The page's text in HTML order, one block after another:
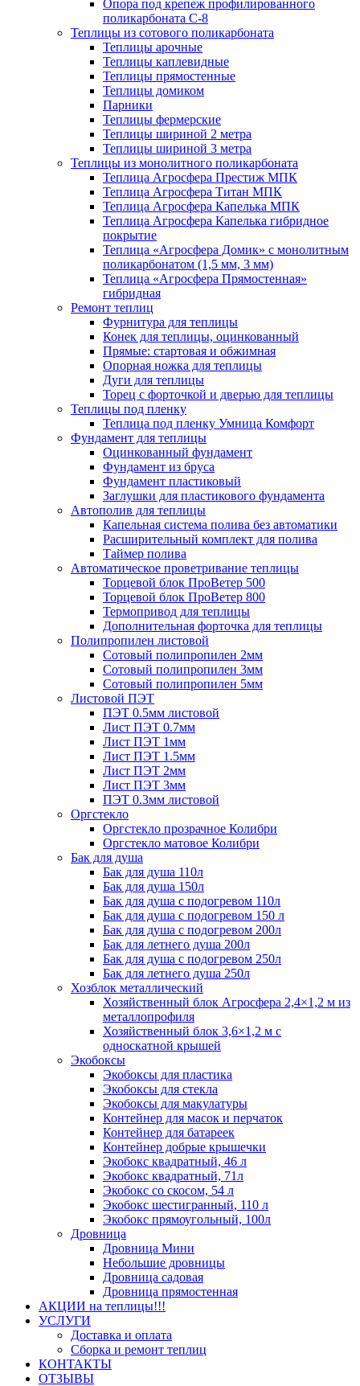
Опора под крепеж профилированного
поликарбоната С-8
Теплицы из сотового поликарбоната
Теплицы арочные
Теплицы каплевидные
Теплицы прямостенные
Теплицы домиком
Парники
Теплицы фермерские
Теплицы шириной 2 метра
Теплицы шириной 3 метра
Теплицы из монолитного поликарбоната
Теплица Агросфера Престиж МПК
Теплица Агросфера Титан МПК
Теплица Агросфера Капелька МПК
Теплица Агросфера Капелька гибридное
покрытие
Теплица «Агросфера Домик» с монолитным
поликарбонатом (1,5 мм, 3 мм)
Теплица «Агросфера Прямостенная»
гибридная
Ремонт теплиц
Фурнитура для теплицы
Конек для теплицы, оцинкованный
Прямые: стартовая и обжимная
Опорная ножка для теплицы
Дуги для теплицы
Торец с форточкой и дверью для теплицы
Теплицы под пленку
Теплица под пленку Умница Комфорт
Фундамент для теплицы
Оцинкованный фундамент
Фундамент из бруса
Фундамент пластиковый
Заглушки для пластикового фундамента
Автополив для теплицы
Капельная система полива без автоматики
Расширительный комплект для полива
Таймер полива
Автоматическое проветривание теплицы
Торцевой блок ПроВетер 500
Торцевой блок ПроВетер 800
Термопривод для теплицы
Дополнительная форточка для теплицы
Полипропилен листовой
Сотовый полипропилен 2мм
Сотовый полипропилен 3мм
Сотовый полипропилен 5мм
Листовой ПЭТ
ПЭТ 0.5мм листовой
Лист ПЭТ 0.7мм
Лист ПЭТ 1мм
Лист ПЭТ 1.5мм
Лист ПЭТ 2мм
Лист ПЭТ 3мм
ПЭТ 0.3мм листовой
Оргстекло
Оргстекло прозрачное Колибри
Оргстекло матовое Колибри
Бак для душа
Бак для душа 110л
Бак для душа 150л
Бак для душа с подогревом 110л
Бак для душа с подогревом 150 л
Бак для душа с подогревом 200л
Бак для летнего душа 200л
Бак для душа с подогревом 250л
Бак для летнего душа 250л
Хозблок металлический
Хозяйственный блок Агросфера 2,4×1,2 м из
металлопрофиля
Хозяйственный блок 3,6×1,2 м с
односкатной крышей
Экобоксы
Экобоксы для пластика
Экобоксы для стекла
Экобоксы для макулатуры
Контейнер для масок и перчаток
Контейнер для батареек
Контейнер добрые крышечки
Экобокс квадратный, 46 л
Экобокс квадратный, 71л
Экобокс со скосом, 54 л
Экобокс шестигранный, 110 л
Экобокс прямоугольный, 100л
Дровница
Дровница Мини
Небольшие дровницы
Дровница садовая
Дровница прямостенная
АКЦИИ на теплицы!!!
УСЛУГИ
Доставка и оплата
Сборка и ремонт теплиц
КОНТАКТЫ
ОТЗЫВЫ